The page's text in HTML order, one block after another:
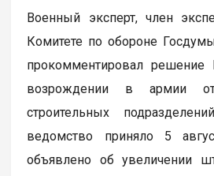
Военный эксперт, член
Комитете по обороне
прокомментировал
возрождении в армии
строительных
ведомство приняло 5
объявлено об увеличении